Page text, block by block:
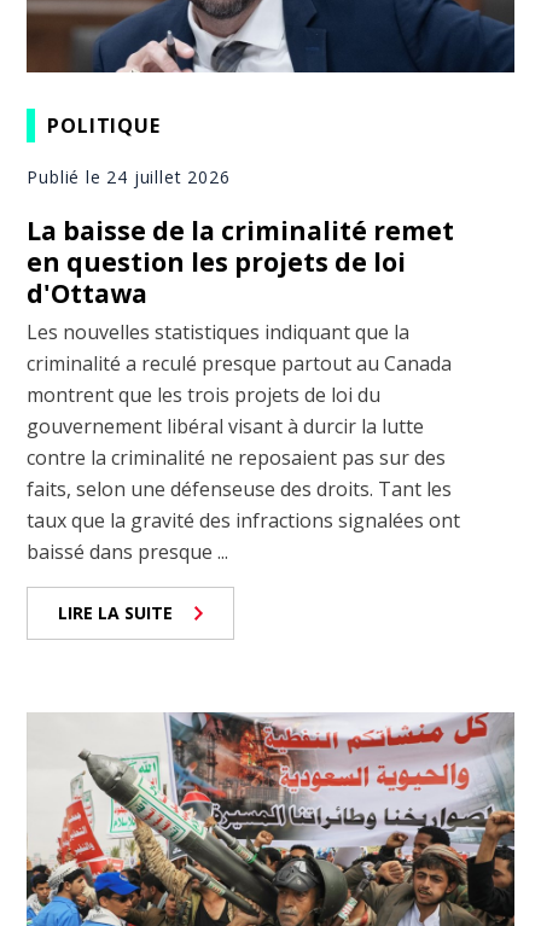
POLITIQUE
Publié le 24 juillet 2026
La baisse de la criminalité remet
en question les projets de loi
d'Ottawa
Les nouvelles statistiques indiquant que la
criminalité a reculé presque partout au Canada
montrent que les trois projets de loi du
gouvernement libéral visant à durcir la lutte
contre la criminalité ne reposaient pas sur des
faits, selon une défenseuse des droits. Tant les
taux que la gravité des infractions signalées ont
baissé dans presque ...
LIRE LA SUITE